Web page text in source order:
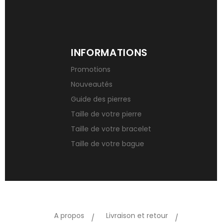
INFORMATIONS
Promotions
Nouveautés
Guide des pierres
Taille de votre pierre
Taille de votre bracelet
Taille de votre bague
A propos Livraison et retour